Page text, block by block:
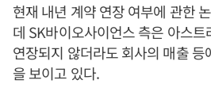
현재 내년 계약 연장 여부에 관한
데 SK바이오사이언스 측은 아스
연장되지 않더라도 회사의 매출
을 보이고 있다.